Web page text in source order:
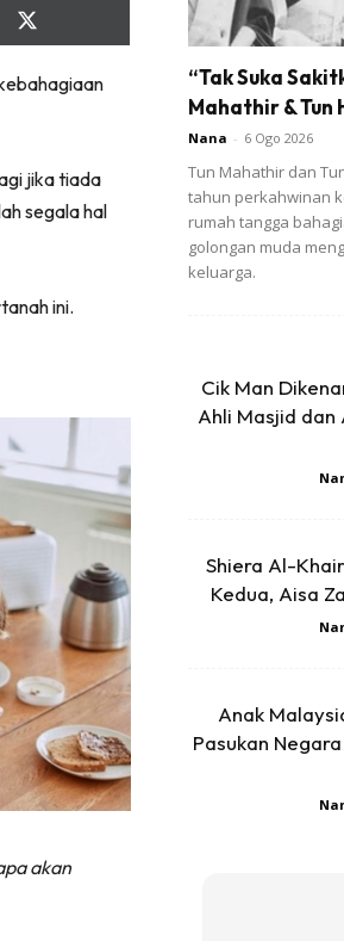
Share
on
(Twitter)
jika tiada
segala hal
ini.
akan
“Tak Suka
Mahathir & Tun
Nana - 6 Ogo 2026
Tun Mahathir dan
tahun perkahwinan
rumah tangga
golongan muda
keluarga.
Cik Man
Ahli Masjid dan
Shiera Al-
Kedua, Aisa
Anak
Pasukan